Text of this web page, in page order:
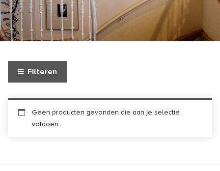
Filteren
Geen producten gevonden die aan je selectie
voldoen.